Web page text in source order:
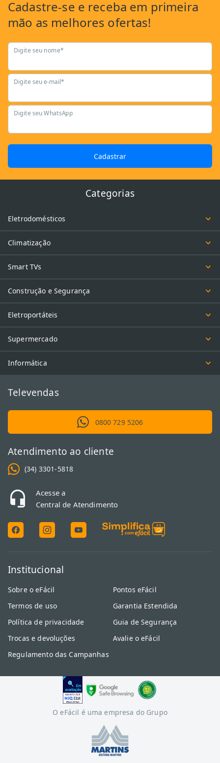
Cadastre-se e receba em primeira
mão as melhores ofertas!
Digite seu nome*
Digite seu e-mail*
Digite seu WhatsApp
Cadastrar
Categorias
Eletrodomésticos
Climatização
Smart TVs
Construção e Segurança
Eletroportáteis
Supermercado
Informática
Televendas
0800 729 5206
Atendimento ao cliente
(34) 3301-5818
Acesse a
Central de Atendimento
Institucional
Sobre o eFácil
Termos de uso
Política de privacidade
Trocas e devoluções
Regulamento das Campanhas
Pontos eFácil
Garantia Estendida
Guia de Segurança
Avalie o eFácil
O eFácil é uma empresa do Grupo